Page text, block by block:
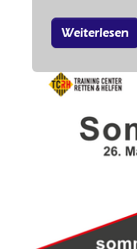
Weiterlesen